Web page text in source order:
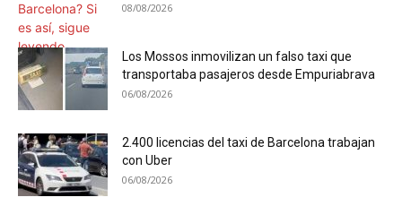
08/08/2026
Los Mossos inmovilizan un falso taxi que
transportaba pasajeros desde Empuriabrava
06/08/2026
2.400 licencias del taxi de Barcelona trabajan
con Uber
06/08/2026